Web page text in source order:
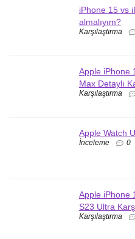
iPhone 15 vs
almalıyım?
Karşılaştırma
Apple iPhone
Max Detaylı
Karşılaştırma
Apple Watch
İnceleme 0
Apple iPhone
S23 Ultra
Karşılaştırma